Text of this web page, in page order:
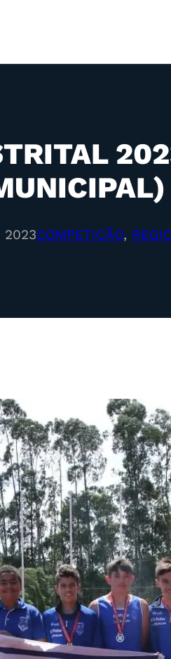
2023COMPETIÇÃO,